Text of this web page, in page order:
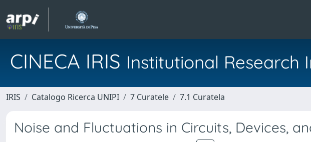
CINECA IRIS Institutional Research
IRIS Catalogo Ricerca UNIPI 7 Curatele 7.1 Curatela
Noise and Fluctuations in Circuits, Devices,